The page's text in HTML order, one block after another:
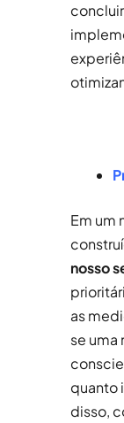
Em um
nosso
as
se uma
quanto
disso,